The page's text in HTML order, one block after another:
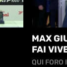
MAX
FAI
QUI FORO